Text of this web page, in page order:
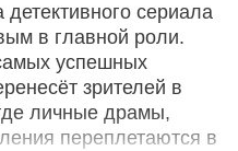
детективного сериала
в главной роли.
успешных
зрителей в
личные драмы,
переплетаются в